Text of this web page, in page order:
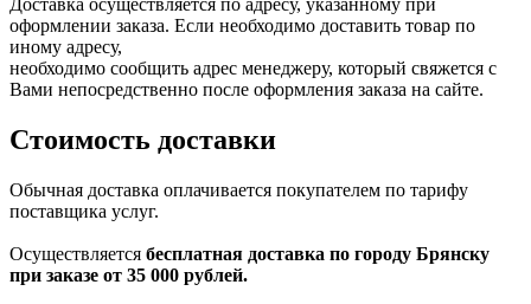
Доставка осуществляется по адресу, указанному при
оформлении заказа. Если необходимо доставить товар по
иному адресу,
необходимо сообщить адрес менеджеру, который свяжется с
Вами непосредственно после оформления заказа на сайте.
Стоимость доставки
Обычная доставка оплачивается покупателем по тарифу
поставщика услуг.
Осуществляется бесплатная доставка по городу Брянску
при заказе от 35 000 рублей.